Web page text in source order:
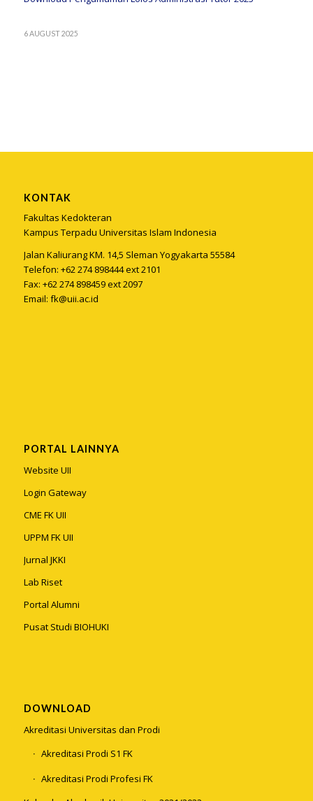
6 AUGUST 2025
KONTAK
Fakultas Kedokteran
Kampus Terpadu Universitas Islam Indonesia
Jalan Kaliurang KM. 14,5 Sleman Yogyakarta 55584
Telefon: +62 274 898444 ext 2101
Fax: +62 274 898459 ext 2097
Email: fk@uii.ac.id
PORTAL LAINNYA
Website UII
Login Gateway
CME FK UII
UPPM FK UII
Jurnal JKKI
Lab Riset
Portal Alumni
Pusat Studi BIOHUKI
DOWNLOAD
Akreditasi Universitas dan Prodi
Akreditasi Prodi S1 FK
Akreditasi Prodi Profesi FK